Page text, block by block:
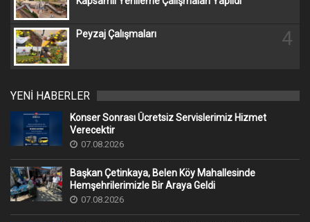
Peyzaj Çalışmaları 4
YENİ HABERLER
Konser Sonrası Ücretsiz Servislerimiz Hizmet
Verecektir
07.08.2026
Başkan Çetinkaya, Belen Köy Mahallesinde
Hemşehrilerimizle Bir Araya Geldi
07.08.2026